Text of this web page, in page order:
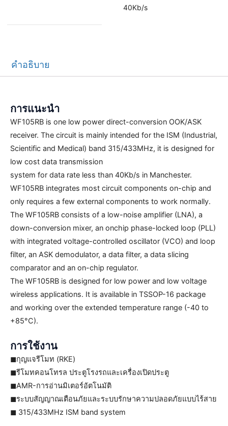
40Kb/s
คำอธิบาย
การแนะนำ
WF105RB is one low power direct-conversion OOK/ASK
receiver. The circuit is mainly intended for the ISM (Industrial,
Scientific and Medical) band 315/433MHz, it is designed for
low cost data transmission
system for data rate less than 40Kb/s in Manchester.
WF105RB integrates most circuit components on-chip and
only requires a few external components to work normally.
The WF105RB consists of a low-noise amplifier (LNA), a
down-conversion mixer, an onchip phase-locked loop (PLL)
with integrated voltage-controlled oscillator (VCO) and loop
filter, an ASK demodulator, a data filter, a data slicing
comparator and an on-chip regulator.
The WF105RB is designed for low power and low voltage
wireless applications. It is available in TSSOP-16 package
and working over the extended temperature range (-40 to
+85°C).
การใช้งาน
◼กุญแจรีโมท (RKE)
◼รีโมทคอนโทรล ประตูโรงรถและเครื่องเปิดประตู
◼AMR-การอ่านมิเตอร์อัตโนมัติ
◼ระบบสัญญาณเตือนภัยและระบบรักษาความปลอดภัยแบบไร้สาย
◼ 315/433MHz ISM band system